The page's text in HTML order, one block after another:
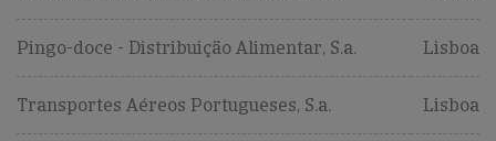
Pingo-doce - Distribuição Alimentar, S.a. Lisboa
Transportes Aéreos Portugueses, S.a. Lisboa